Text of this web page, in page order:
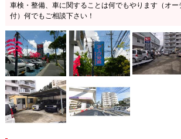
車検・整備、車に関することは何でもやります（オー
付）何でもご相談下さい！